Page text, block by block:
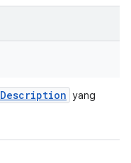
Description yang